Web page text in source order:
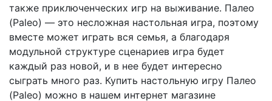
также приключенческих игр на выживание. Палео
(Paleo) — это несложная настольная игра, поэтому
вместе может играть вся семья, а благодаря
модульной структуре сценариев игра будет
каждый раз новой, и в нее будет интересно
сыграть много раз. Купить настольную игру Палео
(Paleo) можно в нашем интернет магазине